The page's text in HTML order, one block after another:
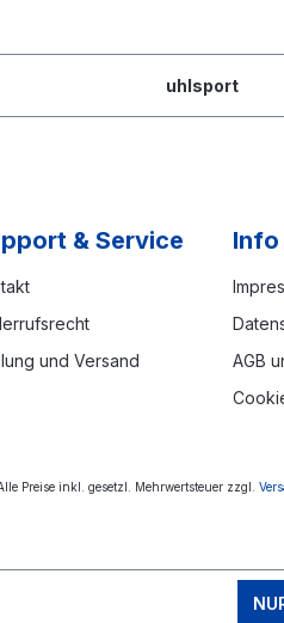
uhlsport
& Service
und Versand
Info
AGB
Preise inkl. gesetzl. Mehrwertsteuer zzgl.